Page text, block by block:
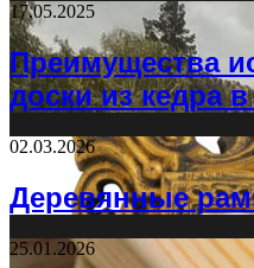
17.05.2025
Преимущества
доски из кедра
02.03.2026
Деревянные
25.01.2026